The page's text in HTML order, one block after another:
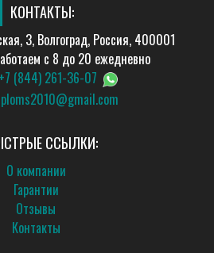
КОНТАКТЫ:
3, Волгоград, Россия, 400001
с 8 до 20 ежедневно
+7 (844) 261-36-07
ССЫЛКИ:
О компании
Гарантии
Отзывы
Контакты